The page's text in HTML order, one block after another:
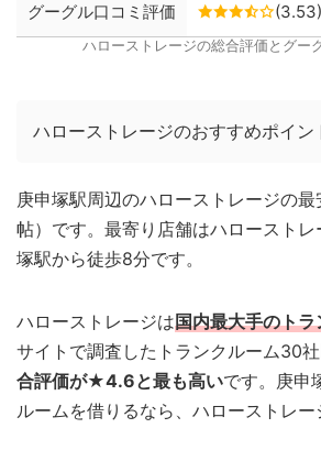
グーグル口コミ評価 (3.53)
ハローストレージの総合評価とグー
ハローストレージのおすすめポイン
庚申塚駅周辺のハローストレージの
帖）です。最寄り店舗はハロースト
塚駅から徒歩8分です。
ハローストレージは国内最大手のトラ
サイトで調査したトランクルーム30社
合評価が★4.6と最も高いです。庚申
ルームを借りるなら、ハローストレー